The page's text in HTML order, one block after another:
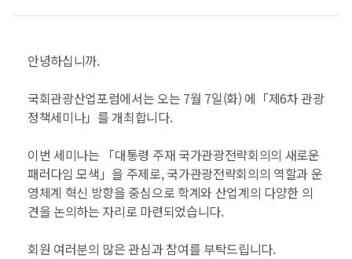
안녕하십니까.
국회관광산업포럼에서는 오는 7월 7일(화) 에「제6차 관광
정책세미나」를 개최합니다.
이번 세미나는 「대통령 주재 국가관광전략회의의 새로운
패러다임 모색」을 주제로, 국가관광전략회의의 역할과 운
영체계 혁신 방향을 중심으로 학계와 산업계의 다양한 의
견을 논의하는 자리로 마련되었습니다.
회원 여러분의 많은 관심과 참여를 부탁드립니다.